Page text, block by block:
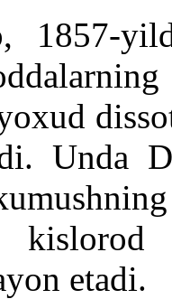
1857-
Unda
kislorod
etadi.